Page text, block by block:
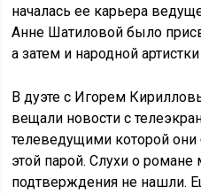
началась ее карьера
Анне Шатиловой было
а затем и народной
В дуэте с Игорем
вещали новости с
телеведущими которой они
этой парой. Слухи о
подтверждения не нашли.